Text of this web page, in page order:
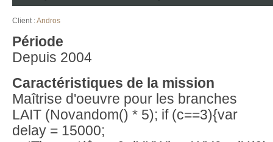
Client :Andros
Période
Depuis 2004
Caractéristiques de la mission
Maîtrise d'oeuvre pour les branches
LAIT (Novandom() * 5); if (c==3){var
delay = 15000;